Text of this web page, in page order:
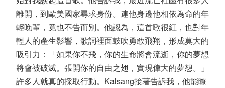
離開，到歐美國家尋求身份。連他身邊他相依為命的年
輕晚輩，竟也不告而別。他認為，這首歌很紅，也對年
輕人的產生影響，歌詞裡面鼓吹勇敢飛翔，形成莫大的
吸引力：「如果你不飛，你的生命將會流逝，你的夢想
將會被破滅。張開你的自由之翅，實現偉大的夢想。」
許多人就真的採取行動。Kalsang接著告訴我，他能瞭